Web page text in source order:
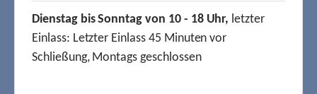
Dienstag bis Sonntag von 10 - 18 Uhr, letzter
Einlass: Letzter Einlass 45 Minuten vor
Schließung, Montags geschlossen